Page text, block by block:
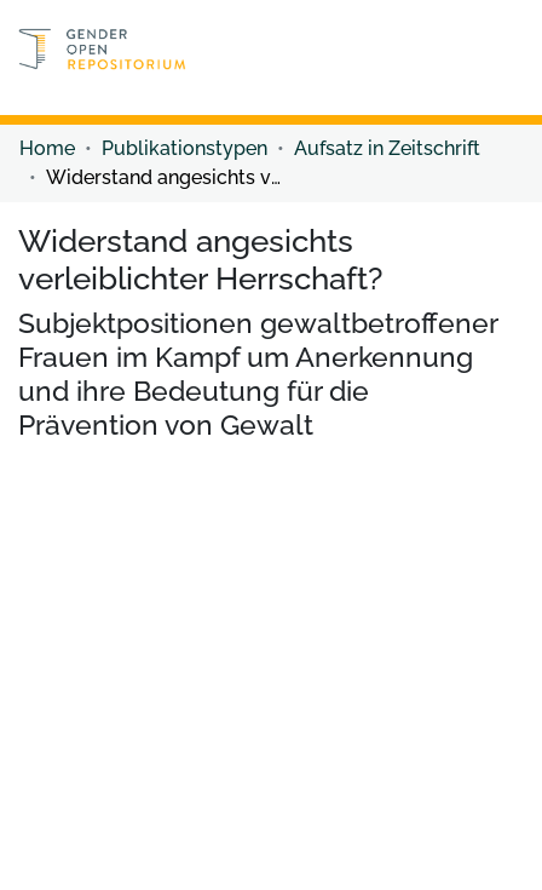
Discover content
Home Publikationstypen
Aufsatz in Zeitschrift
Widerstand angesichts verleiblichter Herrschaft?
Widerstand angesichts
verleiblichter Herrschaft?
Subjektpositionen gewaltbetroffener
Frauen im Kampf um Anerkennung
und ihre Bedeutung für die
Prävention von Gewalt